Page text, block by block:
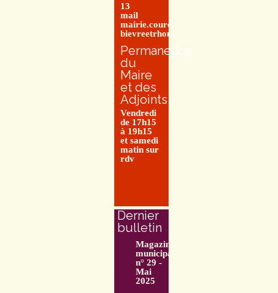
13
mail
mairie.couretbuis@entre-
bievreetrhone.fr
Permanence
du
Maire
et des
Adjoints
Vendredi
de 17h15
à 19h15
et samedi
matin sur
rdv
Dernier
bulletin
Magazine
municipal
n° 29 -
Mai
2025